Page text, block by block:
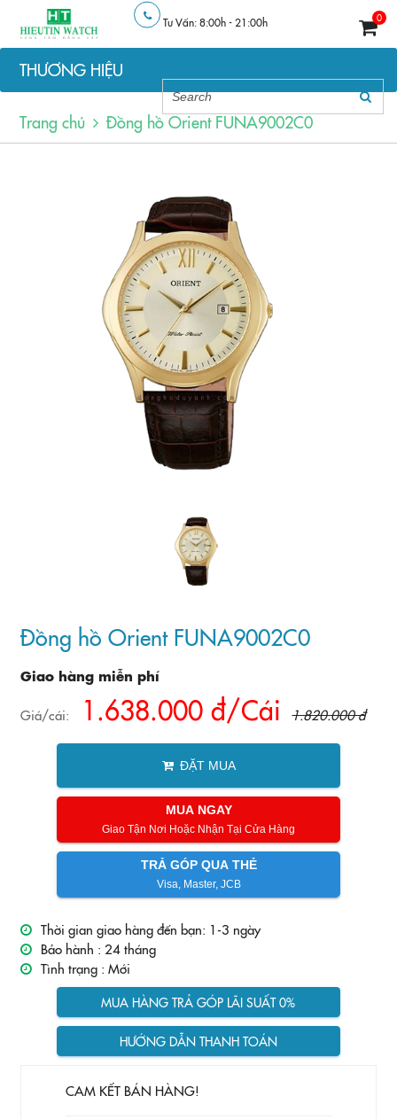
Tư Vấn: 8:00h - 21:00h 0
THƯƠNG HIỆU
Trang chủ Đồng hồ Orient FUNA9002C0
Đồng hồ Orient FUNA9002C0
Giao hàng miễn phí
Giá/cái: 1.638.000 đ/Cái 1.820.000 đ
ĐẶT MUA
MUA NGAY
Giao Tận Nơi Hoặc Nhận Tại Cửa Hàng
TRẢ GÓP QUA THẺ
Visa, Master, JCB
Thời gian giao hàng đến bạn: 1-3 ngày
Bảo hành : 24 tháng
Tình trạng : Mới
MUA HÀNG TRẢ GÓP LÃI SUẤT 0%
HƯỚNG DẪN THANH TOÁN
CAM KẾT BÁN HÀNG!